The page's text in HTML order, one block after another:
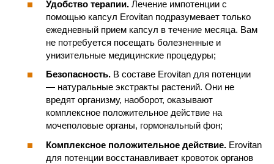
Удобство терапии. Лечение импотенции с
помощью капсул Erovitan подразумевает только
ежедневный прием капсул в течение месяца. Вам
не потребуется посещать болезненные и
унизительные медицинские процедуры;
Безопасность. В составе Erovitan для потенции
— натуральные экстракты растений. Они не
вредят организму, наоборот, оказывают
комплексное положительное действие на
мочеполовые органы, гормональный фон;
Комплексное положительное действие. Erovitan
для потенции восстанавливает кровоток органов